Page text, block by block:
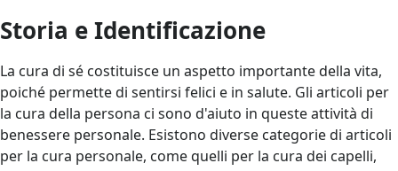
Storia e Identificazione
La cura di sé costituisce un aspetto importante della vita,
poiché permette di sentirsi felici e in salute. Gli articoli per
la cura della persona ci sono d'aiuto in queste attività di
benessere personale. Esistono diverse categorie di articoli
per la cura personale, come quelli per la cura dei capelli,